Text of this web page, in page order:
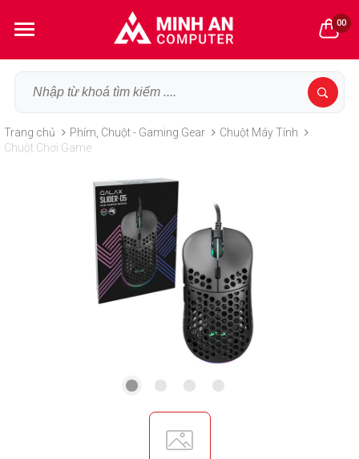
00
Trang chủ Phím, Chuột - Gaming Gear
Chuột Máy Tính
Chuột Chơi Game